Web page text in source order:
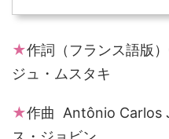
★作詞（フランス語版
ジュ・ムスタキ
★作曲 Antônio Carlos